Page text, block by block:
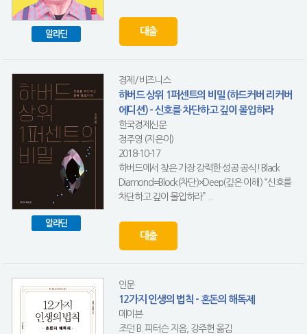
알라딘 대출
알라딘
경제/비즈니스
하버드 상위 1퍼센트의 비밀 (하드커버 리커버
에디션) - 신호를 차단하고 깊이 몰입하라
한국경제신문
정주영 (지은이)
2018-10-17
하버드에서 찾은 가장 강력한 성공 공식! Black
Diamond=Block(차단)×Deep(깊은 이해) “신호를
차단하고 깊이 몰입하라” ...
대출
인문
12가지 인생의 법칙 - 혼돈의 해독제
메이븐
조던 B. 피터슨 지음, 강주헌 옮김